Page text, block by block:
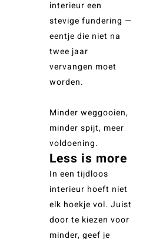
interieur een
stevige fundering —
eentje die niet na
twee jaar
vervangen moet
worden.
Minder weggooien,
minder spijt, meer
voldoening.
Less is more
In een tijdloos
interieur hoeft niet
elk hoekje vol. Juist
door te kiezen voor
minder, geef je